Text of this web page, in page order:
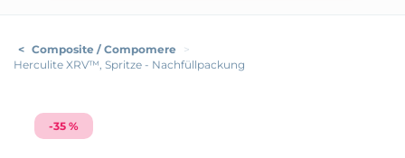
< Composite / Compomere
>
Herculite XRV™, Spritze - Nachfüllpackung
-35 %